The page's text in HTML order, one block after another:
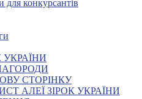
для конкурсантів
УКРАЇНИ
СТОРІНКУ
АЛЕЇ ЗІРОК УКРАЇНИ